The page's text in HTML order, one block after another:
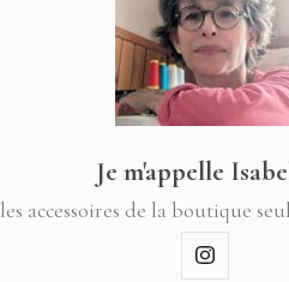
Je m'appelle
accessoires de la boutique